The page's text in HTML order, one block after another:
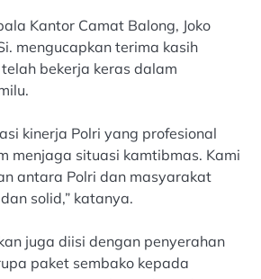
Kantor Camat Balong, Joko
mengucapkan terima kasih
bekerja keras dalam
kinerja Polri yang profesional
menjaga situasi kamtibmas. Kami
antara Polri dan masyarakat
solid,” katanya.
juga diisi dengan penyerahan
paket sembako kepada